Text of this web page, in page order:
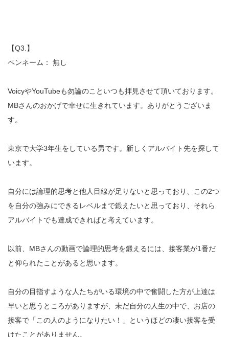
【Q3.】
ペンネーム： 無し
VoicyやYouTubeも勿論のこといつも拝見させて頂いております。
MBさんのおかげで幸せに生きれています。ありがとうございま
す。
東京で大学3年生をしている男です。新しくアルバイト先を探して
います。
自分には論理的思考と他人目線が足りないと思っており、この2つ
を自分の強みにできるレベルまで鍛えたいと思っており、それら
アルバイトでも達成できればと考えています。
以前、MBさんの動画で論理的思考を鍛えるには、接客業が1番だ
と仰られたことがあると思います。
自分の目指すような人たちがいる環境の中で奮闘した方が上達は
早いと思うところがありますが、未だ自分の人生の中で、お店の
接客で「この人のようになりたい！」というほどの凄い接客を受
けたことがありません。